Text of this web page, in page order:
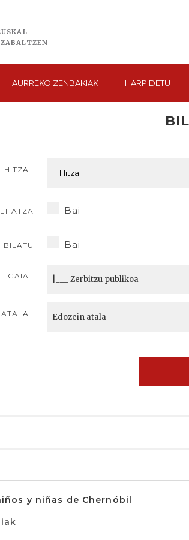
ZABALTZEN
AURREKO ZENBAKIAK HARPIDETU
HITZA
Bai
BILATU Bai
GAIA
ATALA
y niñas de Chernóbil